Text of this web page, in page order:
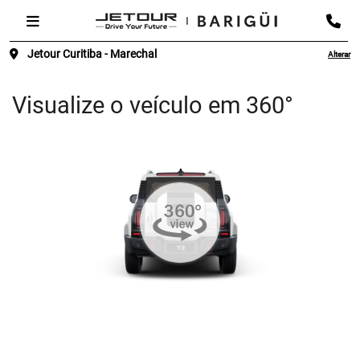
Jetour Curitiba - Marechal Alterar
Visualize o veículo em 360°